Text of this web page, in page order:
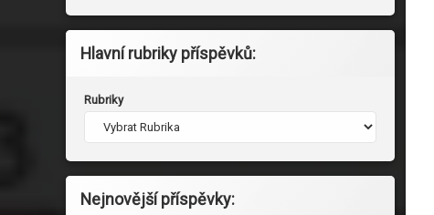
Hlavní rubriky příspěvků:
Rubriky
Nejnovější příspěvky: